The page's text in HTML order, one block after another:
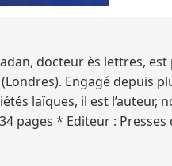
docteur ès lettres, est
Engagé depuis
laïques, il est l’auteur,
pages * Editeur : Presses